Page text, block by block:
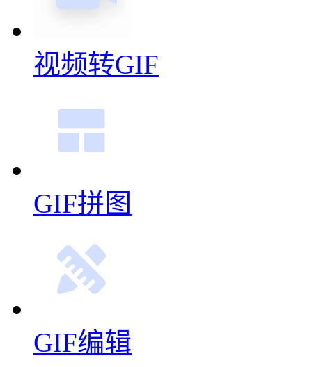
视频转GIF
GIF拼图
GIF编辑